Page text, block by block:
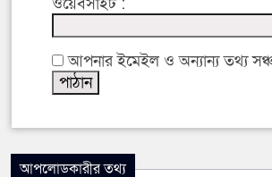
আপনার ইমেইল ও অন্যান্য তথ্য
আপলোডকারীর তথ্য